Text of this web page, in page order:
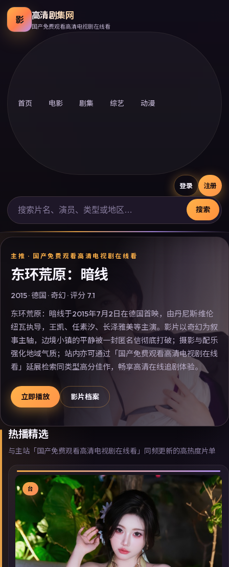
影 高清剧集网
国产免费观看高清电视剧在线看
首页 电影 剧集 综艺 动漫
登录 注册
搜索
主推 · 国产免费观看高清电视剧在线看
东环荒原：暗线
2015· 德国 ·奇幻 · 评分 7.1
东环荒原：暗线于2015年7月2日在德国首映，由丹尼斯·维伦
纽瓦执导，王凯、任素汐、长泽雅美等主演。影片以奇幻为叙
事主轴，边境小镇的平静被一封匿名信彻底打破；摄影与配乐
强化地域气质；站内亦可通过「国产免费观看高清电视剧在线
看」延展检索同类型高分佳作，畅享高清在线追剧体验。
立即播放 影片档案
热播精选
与主站「国产免费观看高清电视剧在线看」同频更新的高热度片单
▶
台